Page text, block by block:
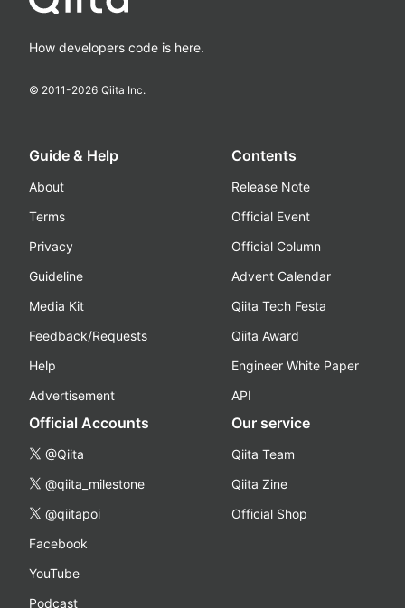
How developers code is here.
© 2011-2026 Qiita Inc.
Guide & Help
About
Terms
Privacy
Guideline
Media Kit
Feedback/Requests
Help
Advertisement
Contents
Release Note
Official Event
Official Column
Advent Calendar
Qiita Tech Festa
Qiita Award
Engineer White Paper
API
Official Accounts
@Qiita
@qiita_milestone
@qiitapoi
Facebook
YouTube
Podcast
Our service
Qiita Team
Qiita Zine
Official Shop